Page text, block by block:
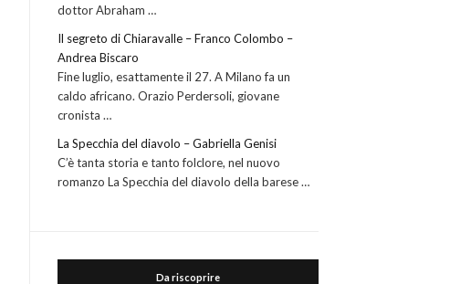
dottor Abraham …
Il segreto di Chiaravalle – Franco Colombo –
Andrea Biscaro
Fine luglio, esattamente il 27. A Milano fa un
caldo africano. Orazio Perdersoli, giovane
cronista …
La Specchia del diavolo – Gabriella Genisi
C’è tanta storia e tanto folclore, nel nuovo
romanzo La Specchia del diavolo della barese …
Da riscoprire